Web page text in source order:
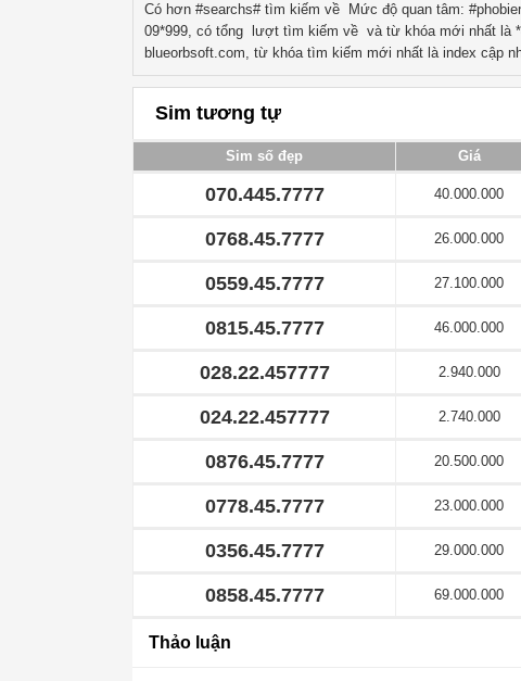
Có hơn #searchs# tìm kiếm về Mức độ quan tâm:
09*999, có tổng lượt tìm kiếm về và từ khóa mới nhất là
blueorbsoft.com, từ khóa tìm kiếm mới nhất là index cập
Sim tương tự
Sim số đẹp Giá
070.445.7777 40.000.000
0768.45.7777 26.000.000
0559.45.7777 27.100.000
0815.45.7777 46.000.000
028.22.457777 2.940.000
024.22.457777 2.740.000
0876.45.7777 20.500.000
0778.45.7777 23.000.000
0356.45.7777 29.000.000
0858.45.7777 69.000.000
Thảo luận